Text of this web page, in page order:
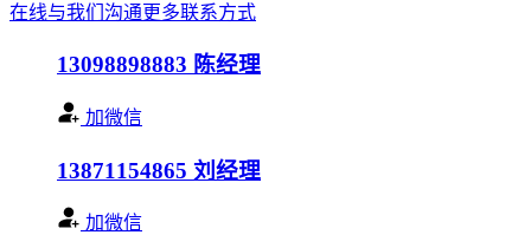
在线与我们沟通更多联系方式
13098898883 陈经理
加微信
13871154865 刘经理
加微信